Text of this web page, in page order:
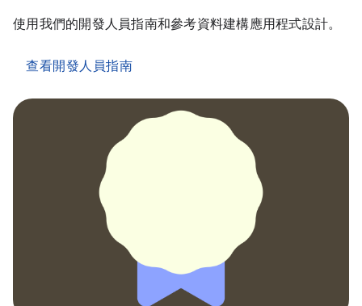
使用我們的開發人員指南和參考資料建構應用程式設計。
查看開發人員指南